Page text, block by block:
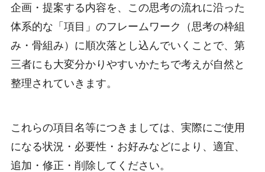
企画・提案する内容を、この思考の流れに沿った
体系的な「項目」のフレームワーク（思考の枠組
み・骨組み）に順次落とし込んでいくことで、第
三者にも大変分かりやすいかたちで考えが自然と
整理されていきます。
これらの項目名等につきましては、実際にご使用
になる状況・必要性・お好みなどにより、適宜、
追加・修正・削除してください。